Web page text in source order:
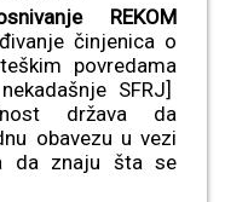
REKOM
činjenica o
povredama
SFRJ]
država da
obavezu u vezi
da znaju šta se